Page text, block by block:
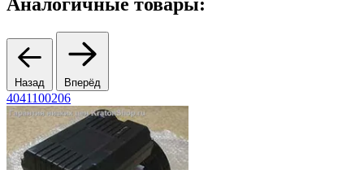
Назад Вперёд
4041100206